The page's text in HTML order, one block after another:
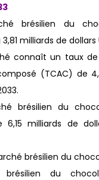
brésilien du
milliards de dollars
connaît un taux
(TCAC) de
brésilien du
6,15 milliards de
du